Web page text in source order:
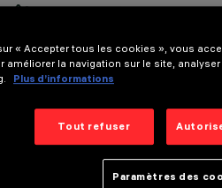
« Accepter tous les cookies », vous
améliorer la navigation sur le site,
Plus d’informations
Tout refuser
Paramètres des